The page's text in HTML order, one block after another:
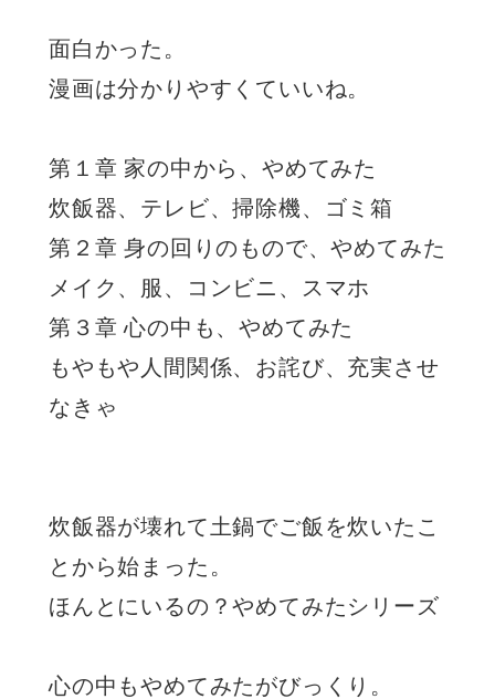
面白かった。
漫画は分かりやすくていいね。
第１章 家の中から、やめてみた
炊飯器、テレビ、掃除機、ゴミ箱
第２章 身の回りのもので、やめてみた
メイク、服、コンビニ、スマホ
第３章 心の中も、やめてみた
もやもや人間関係、お詫び、充実させ
なきゃ
炊飯器が壊れて土鍋でご飯を炊いたこ
とから始まった。
ほんとにいるの？やめてみたシリーズ
心の中もやめてみたがびっくり。